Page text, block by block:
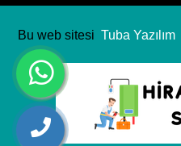
Bu web sitesi Tuba Yazılım